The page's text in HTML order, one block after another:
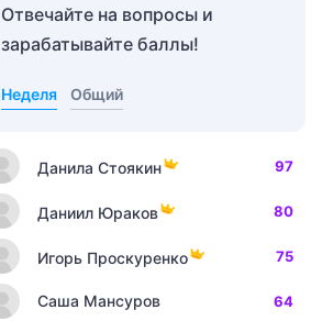
Отвечайте на вопросы и
зарабатывайте баллы!
Неделя Общий
Данила Стоякин 97
Даниил Юраков 80
Игорь Проскуренко 75
Саша Мансуров 64